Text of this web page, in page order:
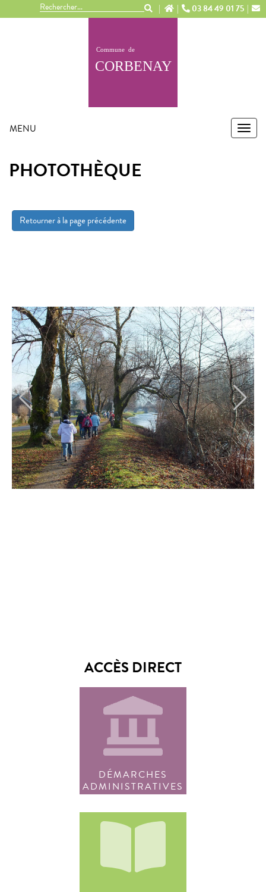
03 84 49 01 75
MENU
PHOTOTHÈQUE
Retourner à la page précédente
ACCÈS DIRECT
DÉMARCHES
ADMINISTRATIVES
Panneau de gestion des cookies